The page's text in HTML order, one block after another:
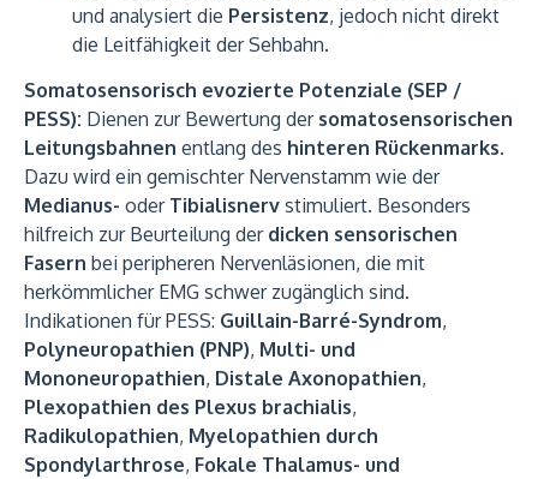
und analysiert die Persistenz, jedoch nicht direkt
die Leitfähigkeit der Sehbahn.
Somatosensorisch evozierte Potenziale (SEP /
PESS): Dienen zur Bewertung der somatosensorischen
Leitungsbahnen entlang des hinteren Rückenmarks.
Dazu wird ein gemischter Nervenstamm wie der
Medianus- oder Tibialisnerv stimuliert. Besonders
hilfreich zur Beurteilung der dicken sensorischen
Fasern bei peripheren Nervenläsionen, die mit
herkömmlicher EMG schwer zugänglich sind.
Indikationen für PESS: Guillain-Barré-Syndrom,
Polyneuropathien (PNP), Multi- und
Mononeuropathien, Distale Axonopathien,
Plexopathien des Plexus brachialis,
Radikulopathien, Myelopathien durch
Spondylarthrose, Fokale Thalamus- und